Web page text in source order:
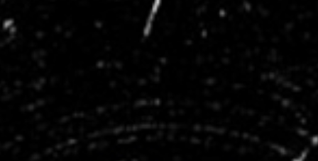
Am Mikrofon begleiten euch Pius Vögele
( Blüetestaub
) und Roman Tschopp
). Jan Van Ditzhuijzen übernimmt
die Rolle des Hosts.
Infos zum Tag der unabhängigen
Plattenläden findest du
hier.